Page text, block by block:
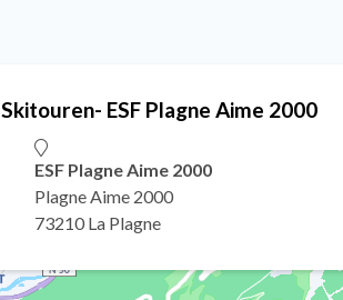
Skitouren- ESF Plagne Aime 2000
ESF Plagne Aime 2000
Plagne Aime 2000
73210 La Plagne